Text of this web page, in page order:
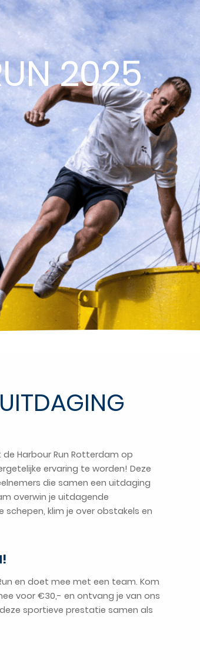
2025
Harbour Run Rotterdam op
ervaring te worden! Deze
die samen een uitdaging
overwin je uitdagende
schepen, klim je over obstakels en
en doet mee met een team. Kom
voor €30,- en ontvang je van ons
sportieve prestatie samen als